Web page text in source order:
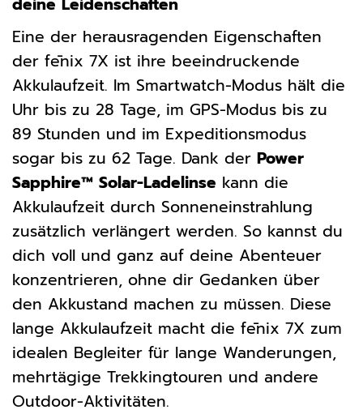
deine Leidenschaften
Eine der herausragenden Eigenschaften
der fēnix 7X ist ihre beeindruckende
Akkulaufzeit. Im Smartwatch-Modus hält die
Uhr bis zu 28 Tage, im GPS-Modus bis zu
89 Stunden und im Expeditionsmodus
sogar bis zu 62 Tage. Dank der Power
Sapphire™ Solar-Ladelinse kann die
Akkulaufzeit durch Sonneneinstrahlung
zusätzlich verlängert werden. So kannst du
dich voll und ganz auf deine Abenteuer
konzentrieren, ohne dir Gedanken über
den Akkustand machen zu müssen. Diese
lange Akkulaufzeit macht die fēnix 7X zum
idealen Begleiter für lange Wanderungen,
mehrtägige Trekkingtouren und andere
Outdoor-Aktivitäten.